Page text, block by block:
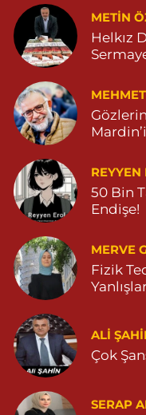
METIN
Helkız
REYYEN
50 Bin
Endişe!
MERVE
Fizik
ALI
Çok
SERAP